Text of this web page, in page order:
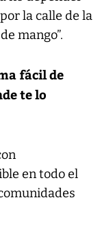
la calle de la
mango”.
fácil de
te lo
en todo el